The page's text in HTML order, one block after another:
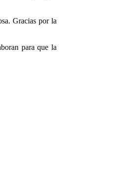
Gracias por la
para que la